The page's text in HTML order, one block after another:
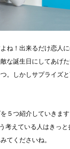
ね！出来るだけ恋人
な誕生日にしてあげ
。しかしサプライズ
５つ紹介していきま
考えている人はきっ
てくださいね。